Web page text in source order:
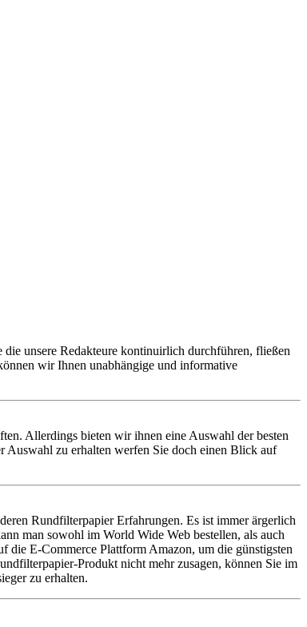
unsere Redakteure kontinuirlich durchführen, fließen
wir Ihnen unabhängige und informative
Allerdings bieten wir ihnen eine Auswahl der besten
Auswahl zu erhalten werfen Sie doch einen Blick auf
Rundfilterpapier Erfahrungen. Es ist immer ärgerlich
man sowohl im World Wide Web bestellen, als auch
die E-Commerce Plattform Amazon, um die günstigsten
Produkt nicht mehr zusagen, können Sie im
zu erhalten.